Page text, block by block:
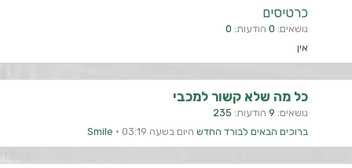
כרטיסים
נושאים 0 הודעות 0
אין
כל מה שלא קשור למכבי
נושאים 9 הודעות 235
ברוכים הבאים לבורד החדש היום בשעה 03:19 Smile